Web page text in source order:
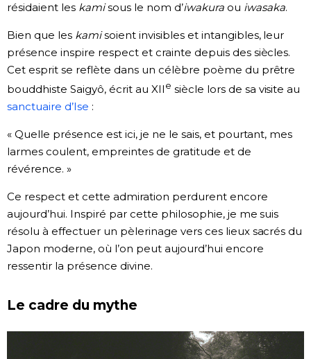
résidaient les kamisous le nom d’iwakuraou iwasaka.
Bien que les kamisoient invisibles et intangibles, leur
présence inspire respect et crainte depuis des siècles.
Cet esprit se reflète dans un célèbre poème du prêtre
bouddhiste Saigyô, écrit au XII e siècle lors de sa visite au
sanctuaire d’Ise :
« Quelle présence est ici, je ne le sais, et pourtant, mes
larmes coulent, empreintes de gratitude et de
révérence. »
Ce respect et cette admiration perdurent encore
aujourd’hui. Inspiré par cette philosophie, je me suis
résolu à effectuer un pèlerinage vers ces lieux sacrés du
Japon moderne, où l’on peut aujourd’hui encore
ressentir la présence divine.
Le cadre du mythe